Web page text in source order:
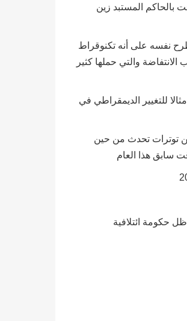
بالحاكم المستبد زين
نفسه على أنه تكنوقراط
والتي حملها كثير
للتغيير الديمقراطي في
توترات تحدث من حين
حكومة ائتلافية